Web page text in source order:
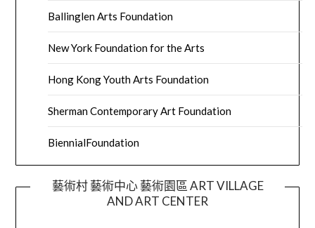
Ballinglen Arts Foundation
New York Foundation for the Arts
Hong Kong Youth Arts Foundation
Sherman Contemporary Art Foundation
BiennialFoundation
藝術村 藝術中心 藝術園區 ART VILLAGE
AND ART CENTER